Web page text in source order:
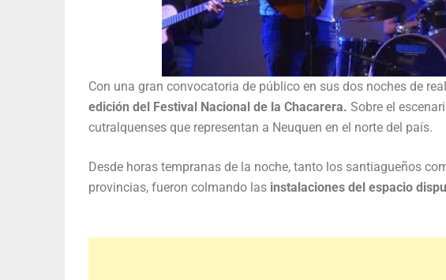
Con una gran convocatoria de público en sus dos noches de
edición del Festival Nacional de la Chacarera. Sobre el
cutralquenses que representan a Neuquen en el norte del país.
Desde horas tempranas de la noche, tanto los santiagueños
provincias, fueron colmando las instalaciones del espacio